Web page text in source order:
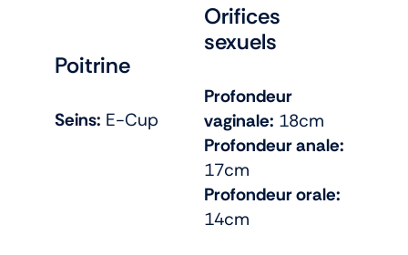
Poitrine
Seins: E-Cup
Orifices
sexuels
Profondeur
vaginale: 18cm
Profondeur anale:
17cm
Profondeur orale:
14cm